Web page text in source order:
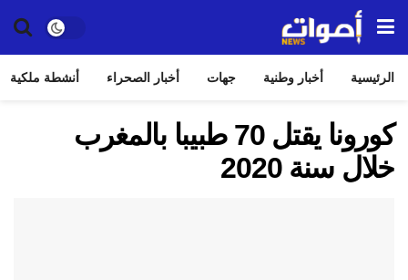
الرئيسية أخبار وطنية جهات أخبار الصحراء أنشطة ملكية
كورونا يقتل 70 طبيبا بالمغرب
خلال سنة 2020